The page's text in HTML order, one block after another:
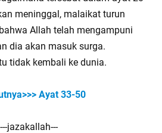
meninggal, malaikat turun
Allah telah mengampuni
dia akan masuk surga.
tidak kembali ke dunia.
Ayat 33-50
---jazakallah---